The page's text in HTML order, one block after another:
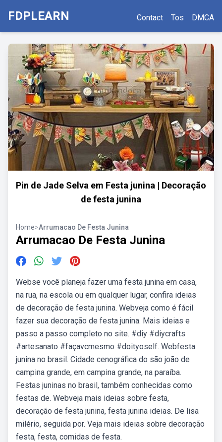
FDPLEARN Contact Tos DMCA
Pin de Jade Selva em Festa junina | Decoração
de festa junina
Home>Arrumacao De Festa Junina
Arrumacao De Festa Junina
Webse você planeja fazer uma festa junina em casa,
na rua, na escola ou em qualquer lugar, confira ideias
de decoração de festa junina. Webveja como é fácil
fazer sua decoração de festa junina. Mais ideias e
passo a passo completo no site. #diy #diycrafts
#artesanato #façavcmesmo #doityoself. Webfesta
junina no brasil. Cidade cenográfica do são joão de
campina grande, em campina grande, na paraíba.
Festas juninas no brasil, também conhecidas como
festas de. Webveja mais ideias sobre festa,
decoração de festa junina, festa junina ideias. De lisa
milério, seguida por. Veja mais ideias sobre decoração
festa, festa, comidas de festa.